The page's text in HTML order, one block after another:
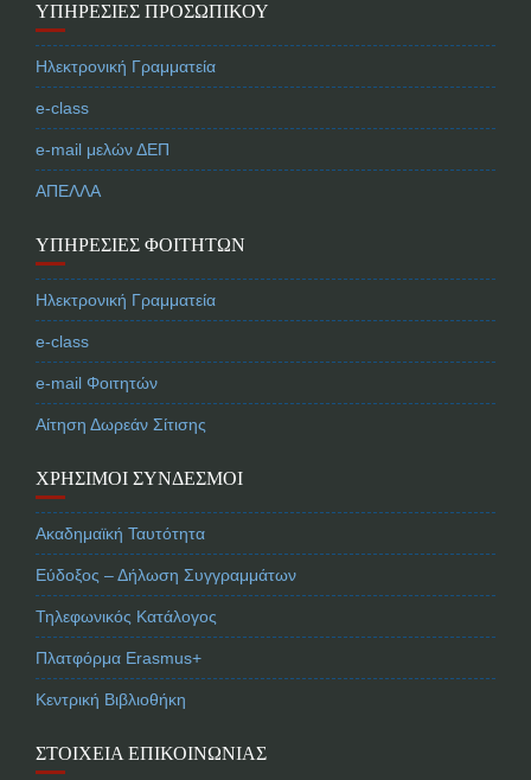
ΥΠΗΡΕΣΊΕΣ ΠΡΟΣΩΠΙΚΟΎ
Ηλεκτρονική Γραμματεία
e-class
e-mail μελών ΔΕΠ
ΑΠΕΛΛΑ
ΥΠΗΡΕΣΊΕΣ ΦΟΙΤΗΤΏΝ
Ηλεκτρονική Γραμματεία
e-class
e-mail Φοιτητών
Αίτηση Δωρεάν Σίτισης
ΧΡΉΣΙΜΟΙ ΣΎΝΔΕΣΜΟΙ
Ακαδημαϊκή Ταυτότητα
Εύδοξος – Δήλωση Συγγραμμάτων
Τηλεφωνικός Κατάλογος
Πλατφόρμα Erasmus+
Κεντρική Βιβλιοθήκη
ΣΤΟΙΧΕΊΑ ΕΠΙΚΟΙΝΩΝΊΑΣ